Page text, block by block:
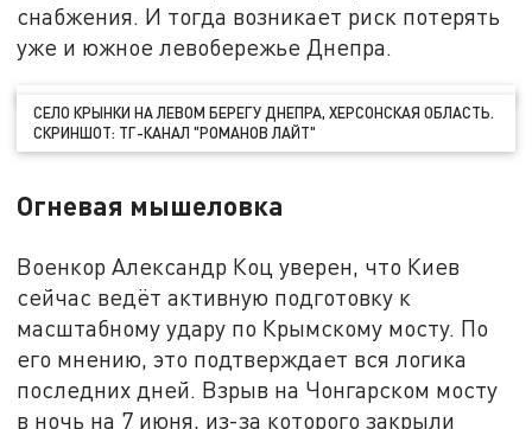
снабжения. И тогда возникает риск потерять
уже и южное левобережье Днепра.
СЕЛО КРЫНКИ НА ЛЕВОМ БЕРЕГУ ДНЕПРА, ХЕРСОНСКАЯ ОБЛАСТЬ.
СКРИНШОТ: ТГ-КАНАЛ "РОМАНОВ ЛАЙТ"
Огневая мышеловка
Военкор Александр Коц уверен, что Киев
сейчас ведёт активную подготовку к
масштабному удару по Крымскому мосту. По
его мнению, это подтверждает вся логика
последних дней. Взрыв на Чонгарском мосту
в ночь на 7 июня, из-за которого закрыли